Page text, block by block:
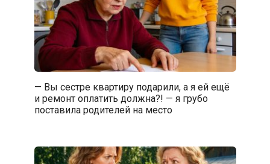
— Вы сестре квартиру подарили, а я ей ещё
и ремонт оплатить должна?! — я грубо
поставила родителей на место